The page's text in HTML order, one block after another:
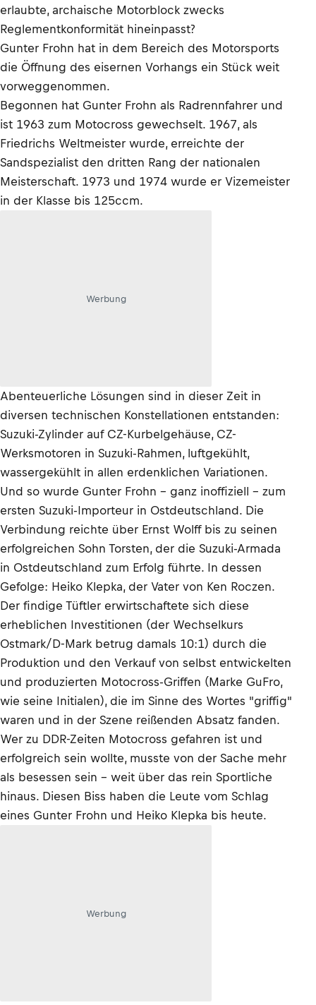
erlaubte, archaische Motorblock zwecks
Reglementkonformität hineinpasst?
Gunter Frohn hat in dem Bereich des Motorsports
die Öffnung des eisernen Vorhangs ein Stück weit
vorweggenommen.
Begonnen hat Gunter Frohn als Radrennfahrer und
ist 1963 zum Motocross gewechselt. 1967, als
Friedrichs Weltmeister wurde, erreichte der
Sandspezialist den dritten Rang der nationalen
Meisterschaft. 1973 und 1974 wurde er Vizemeister
in der Klasse bis 125ccm.
Werbung
Abenteuerliche Lösungen sind in dieser Zeit in
diversen technischen Konstellationen entstanden:
Suzuki-Zylinder auf CZ-Kurbelgehäuse, CZ-
Werksmotoren in Suzuki-Rahmen, luftgekühlt,
wassergekühlt in allen erdenklichen Variationen.
Und so wurde Gunter Frohn - ganz inoffiziell - zum
ersten Suzuki-Importeur in Ostdeutschland. Die
Verbindung reichte über Ernst Wolff bis zu seinen
erfolgreichen Sohn Torsten, der die Suzuki-Armada
in Ostdeutschland zum Erfolg führte. In dessen
Gefolge: Heiko Klepka, der Vater von Ken Roczen.
Der findige Tüftler erwirtschaftete sich diese
erheblichen Investitionen (der Wechselkurs
Ostmark/D-Mark betrug damals 10:1) durch die
Produktion und den Verkauf von selbst entwickelten
und produzierten Motocross-Griffen (Marke GuFro,
wie seine Initialen), die im Sinne des Wortes "griffig"
waren und in der Szene reißenden Absatz fanden.
Wer zu DDR-Zeiten Motocross gefahren ist und
erfolgreich sein wollte, musste von der Sache mehr
als besessen sein - weit über das rein Sportliche
hinaus. Diesen Biss haben die Leute vom Schlag
eines Gunter Frohn und Heiko Klepka bis heute.
Werbung